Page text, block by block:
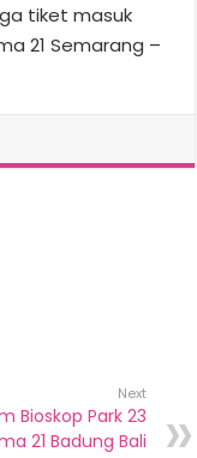
tiket masuk
21 Semarang –
Next
Bioskop Park 23
21 Badung Bali